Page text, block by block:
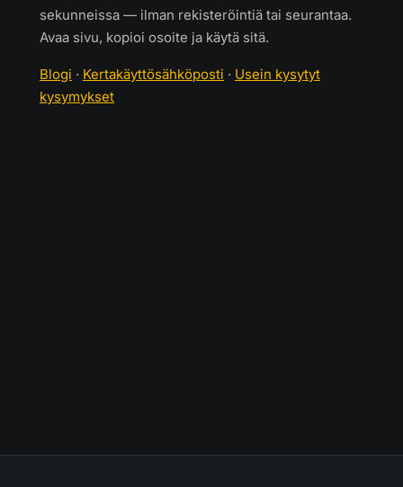
sekunneissa — ilman rekisteröintiä tai seurantaa.
Avaa sivu, kopioi osoite ja käytä sitä.
Blogi · Kertakäyttösähköposti · Usein kysytyt
kysymykset